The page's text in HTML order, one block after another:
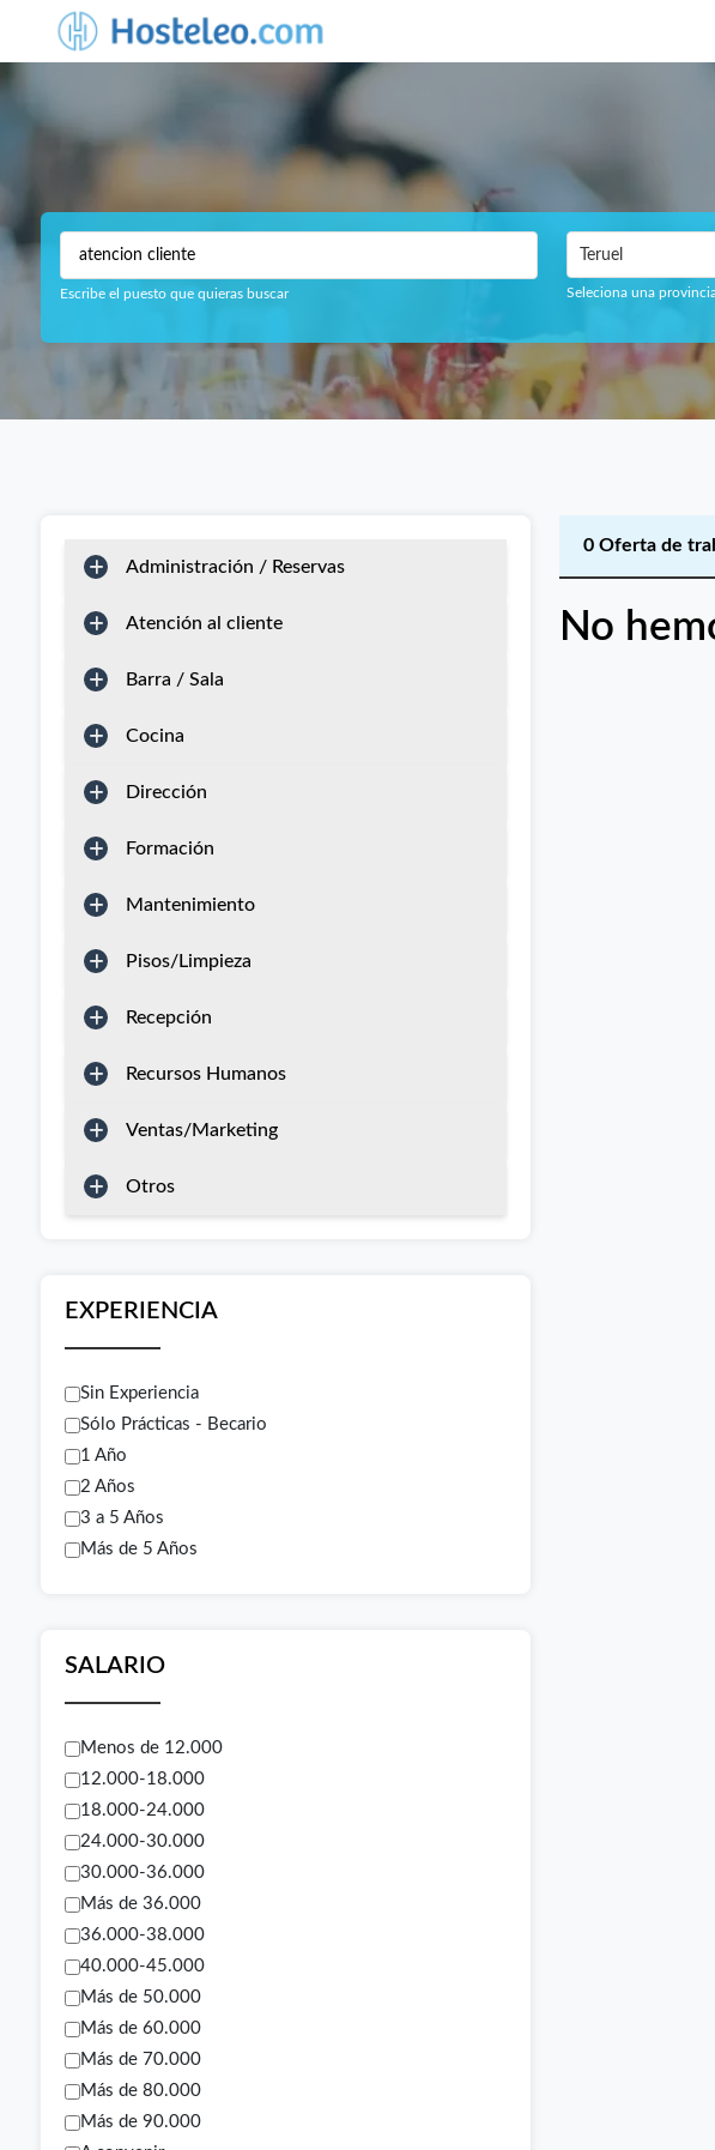
Escribe el puesto que quieras buscar
Teruel
Seleciona una
Administración / Reservas
Atención al cliente
Barra / Sala
Cocina
Dirección
Formación
Mantenimiento
Pisos/Limpieza
Recepción
Recursos Humanos
Ventas/Marketing
Otros
EXPERIENCIA
Sin Experiencia
Sólo Prácticas - Becario
1 Año
2 Años
3 a 5 Años
Más de 5 Años
SALARIO
Menos de 12.000
12.000-18.000
18.000-24.000
24.000-30.000
30.000-36.000
Más de 36.000
36.000-38.000
40.000-45.000
Más de 50.000
Más de 60.000
Más de 70.000
Más de 80.000
Más de 90.000
0 Oferta de
No